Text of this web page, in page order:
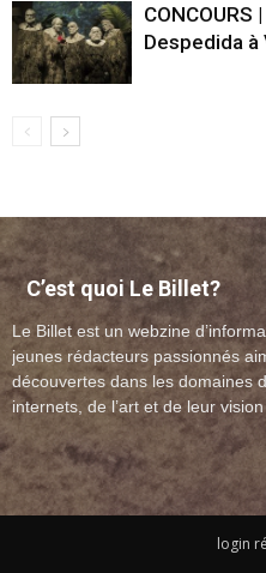
CONCOURS
Despedida à
C’est quoi Le Billet?
Le Billet est un webzine
jeunes rédacteurs passionnés
découvertes dans les domaines
internets, de l’art et de leur
login